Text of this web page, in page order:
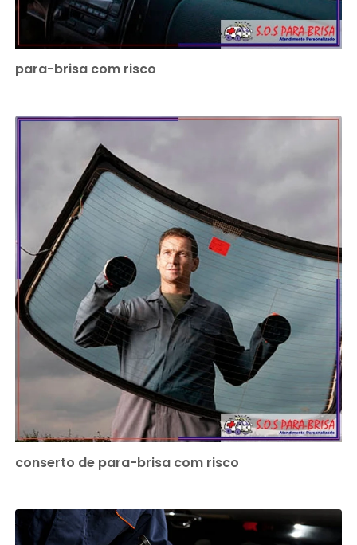
para-brisa com risco
conserto de para-brisa com risco